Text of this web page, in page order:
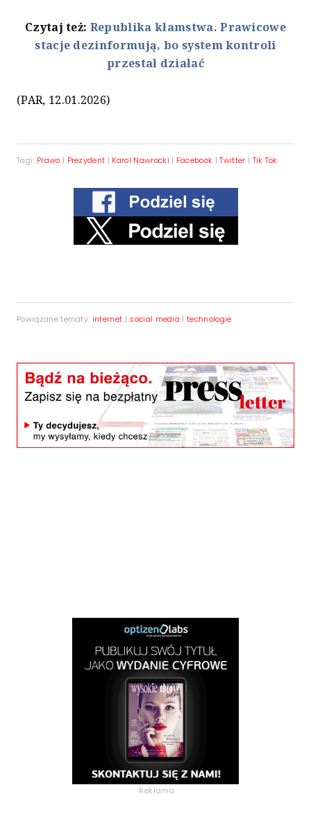
Czytaj też: Republika kłamstwa. Prawicowe
stacje dezinformują, bo system kontroli
przestał działać
(PAR, 12.01.2026)
Tagi: Prawo | Prezydent | Karol Nawrocki | Facebook |Twitter | Tik Tok
Powiązane tematy: internet | social media |technologie
Reklama